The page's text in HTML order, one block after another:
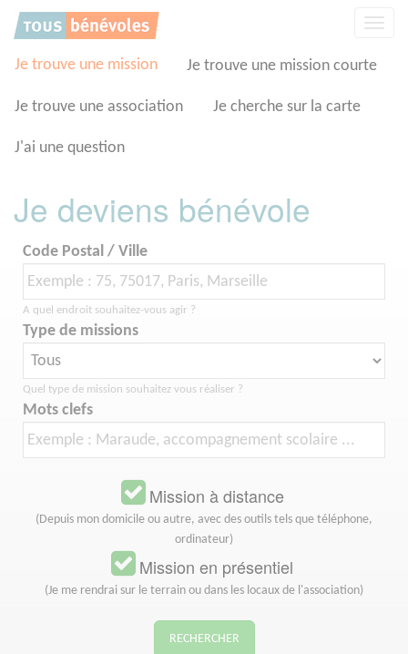
Je trouve une mission Je trouve une mission courte
Je trouve une association Je cherche sur la carte
J'ai une question
Je deviens bénévole
Code Postal / Ville
A quel endroit souhaitez-vous agir ?
Type de missions
Quel type de mission souhaitez vous réaliser ?
Mots clefs
Mission à distance
(Depuis mon domicile ou autre, avec des outils tels que téléphone,
ordinateur)
Mission en présentiel
(Je me rendrai sur le terrain ou dans les locaux de l'association)
RECHERCHER
Panneau de gestion des cookies